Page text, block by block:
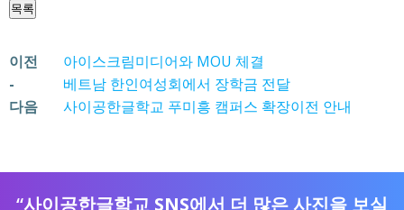
목록
이전
아이스크림미디어와 MOU 체결
-
베트남 한인여성회에서 장학금 전달
다음
사이공한글학교 푸미흥 캠퍼스 확장이전 안내
“사이공한글학교 SNS에서 더 많은 사진을 보실